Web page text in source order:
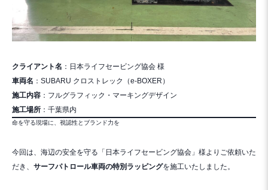
クライアント名 ：日本ライフセービング協会 様
車両名 ：SUBARU クロストレック（e-BOXER）
施工内容 ：フルグラフィック・マーキングデザイン
施工場所 ：千葉県内
命を守る現場に、視認性とブランド力を
今回は、海辺の安全を守る「日本ライフセービング協会」様よりご依頼いた
だき、 サーフパトロール車両の特別ラッピングを施工いたしました。